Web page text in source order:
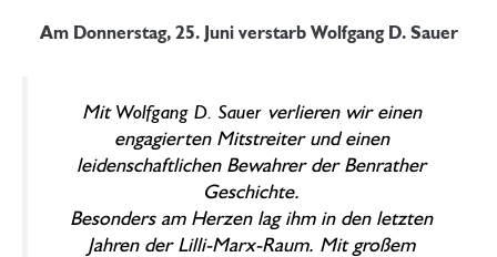
Am Donnerstag, 25. Juni verstarb Wolfgang D. Sauer
MitWolfgang D. Sauerverlieren wir einen
engagierten Mitstreiter und einen
leidenschaftlichen Bewahrer der Benrather
Geschichte.
Besonders am Herzen lag ihm in den letzten
Jahren der Lilli-Marx-Raum. Mit großem